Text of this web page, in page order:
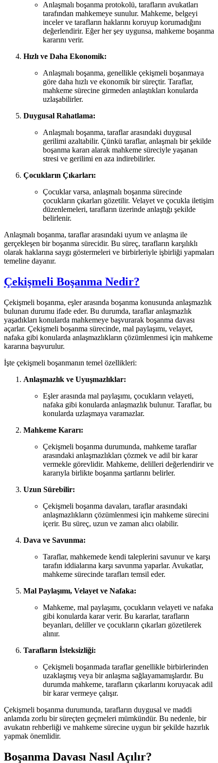
Anlaşmalı boşanma protokolü, tarafların avukatları
tarafından mahkemeye sunulur. Mahkeme, belgeyi
inceler ve tarafların haklarını koruyup korumadığını
değerlendirir. Eğer her şey uygunsa, mahkeme boşanma
kararını verir.
Hızlı ve Daha Ekonomik:
Anlaşmalı boşanma, genellikle çekişmeli boşanmaya
göre daha hızlı ve ekonomik bir süreçtir. Taraflar,
mahkeme sürecine girmeden anlaştıkları konularda
uzlaşabilirler.
Duygusal Rahatlama:
Anlaşmalı boşanma, taraflar arasındaki duygusal
gerilimi azaltabilir. Çünkü taraflar, anlaşmalı bir şekilde
boşanma kararı alarak mahkeme süreciyle yaşanan
stresi ve gerilimi en aza indirebilirler.
Çocukların Çıkarları:
Çocuklar varsa, anlaşmalı boşanma sürecinde
çocukların çıkarları gözetilir. Velayet ve çocukla iletişim
düzenlemeleri, tarafların üzerinde anlaştığı şekilde
belirlenir.
Anlaşmalı boşanma, taraflar arasındaki uyum ve anlaşma ile
gerçekleşen bir boşanma sürecidir. Bu süreç, tarafların karşılıklı
olarak haklarına saygı göstermeleri ve birbirleriyle işbirliği yapmaları
temeline dayanır.
Çekişmeli Boşanma Nedir?
Çekişmeli boşanma, eşler arasında boşanma konusunda anlaşmazlık
bulunan durumu ifade eder. Bu durumda, taraflar anlaşmazlık
yaşadıkları konularda mahkemeye başvurarak boşanma davası
açarlar. Çekişmeli boşanma sürecinde, mal paylaşımı, velayet,
nafaka gibi konularda anlaşmazlıkların çözümlenmesi için mahkeme
kararına başvurulur.
İşte çekişmeli boşanmanın temel özellikleri:
Anlaşmazlık ve Uyuşmazlıklar:
Eşler arasında mal paylaşımı, çocukların velayeti,
nafaka gibi konularda anlaşmazlık bulunur. Taraflar, bu
konularda uzlaşmaya varamazlar.
Mahkeme Kararı:
Çekişmeli boşanma durumunda, mahkeme taraflar
arasındaki anlaşmazlıkları çözmek ve adil bir karar
vermekle görevlidir. Mahkeme, delilleri değerlendirir ve
kararıyla birlikte boşanma şartlarını belirler.
Uzun Sürebilir:
Çekişmeli boşanma davaları, taraflar arasındaki
anlaşmazlıkların çözümlenmesi için mahkeme sürecini
içerir. Bu süreç, uzun ve zaman alıcı olabilir.
Dava ve Savunma:
Taraflar, mahkemede kendi taleplerini savunur ve karşı
tarafın iddialarına karşı savunma yaparlar. Avukatlar,
mahkeme sürecinde tarafları temsil eder.
Mal Paylaşımı, Velayet ve Nafaka:
Mahkeme, mal paylaşımı, çocukların velayeti ve nafaka
gibi konularda karar verir. Bu kararlar, tarafların
beyanları, deliller ve çocukların çıkarları gözetilerek
alınır.
Tarafların İsteksizliği:
Çekişmeli boşanmada taraflar genellikle birbirlerinden
uzaklaşmış veya bir anlaşma sağlayamamışlardır. Bu
durumda mahkeme, tarafların çıkarlarını koruyacak adil
bir karar vermeye çalışır.
Çekişmeli boşanma durumunda, tarafların duygusal ve maddi
anlamda zorlu bir süreçten geçmeleri mümkündür. Bu nedenle, bir
avukatın rehberliği ve mahkeme sürecine uygun bir şekilde hazırlık
yapmak önemlidir.
Boşanma Davası Nasıl Açılır?